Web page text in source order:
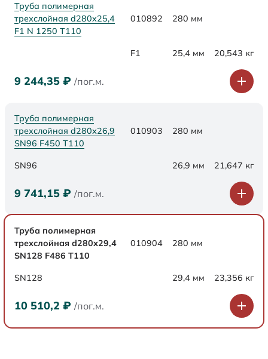
Труба полимерная
трехслойная d280x25,4
F1 N 1250 Т110
010892 280 мм
F1 25,4 мм 20,543 кг
9 244,35 ₽ /пог.м.
Труба полимерная
трехслойная d280х26,9
SN96 F450 Т110
010903 280 мм
SN96 26,9 мм 21,647 кг
9 741,15 ₽ /пог.м.
Труба полимерная
трехслойная d280х29,4
SN128 F486 Т110
010904 280 мм
SN128 29,4 мм 23,356 кг
10 510,2 ₽ /пог.м.